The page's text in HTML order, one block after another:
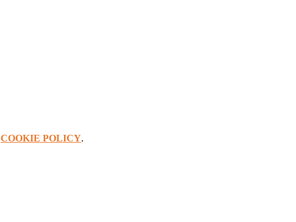
COOKIE POLICY.